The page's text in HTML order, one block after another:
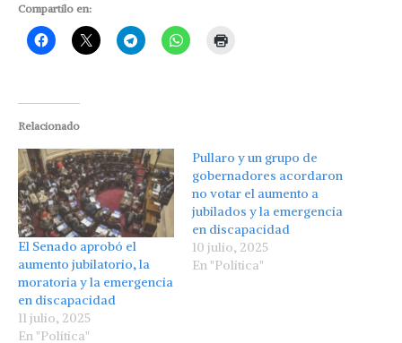
Compartilo en:
Relacionado
El Senado aprobó el
aumento jubilatorio, la
moratoria y la emergencia
en discapacidad
11 julio, 2025
En "Política"
Pullaro y un grupo de
gobernadores acordaron
no votar el aumento a
jubilados y la emergencia
en discapacidad
10 julio, 2025
En "Política"